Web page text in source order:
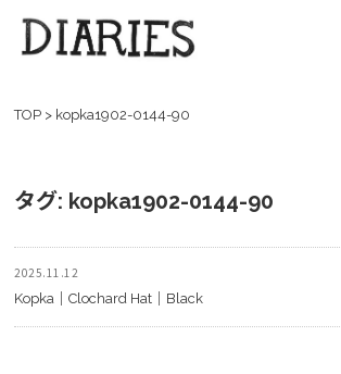
TOP > kopka1902-0144-90
タグ: kopka1902-0144-90
2025.11.12
Kopka｜Clochard Hat｜Black